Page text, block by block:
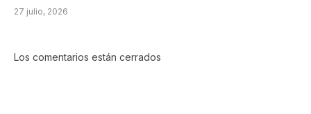
27 julio, 2026
Los comentarios están cerrados